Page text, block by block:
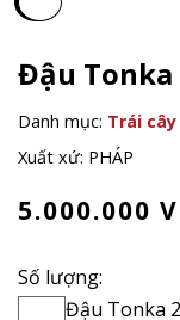
Đậu Tonka
Danh mục: Trái
Xuất xứ: PHÁP
5.000.000
Số lượng:
Đậu Tonka